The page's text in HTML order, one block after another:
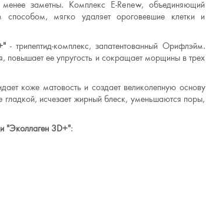
заметны. Комплекс E-Renew, объединяющий
способом, мягко удаляет ороговевшие клетки и
- трипептид-комплекс, запатентованный Орифлэйм.
повышает ее упругость и сокращает морщины в трех
коже матовость и создает великолепную основу
исчезает жирный блеск, уменьшаются поры,
"Эколлаген 3D+":